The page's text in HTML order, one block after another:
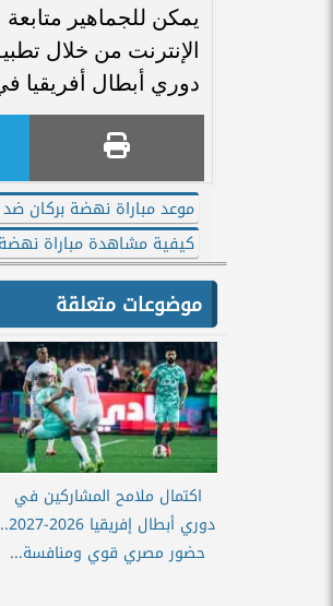
يمكن للجماهير
دوري أبطال أفريقيا
موعد مباراة نهضة بركان
كيفية مشاهدة مباراة
موضوعات متعلقة
اكتمال ملامح المشاركين في
دوري أبطال إفريقيا 2026-2027..
حضور مصري قوي ومنافسة...